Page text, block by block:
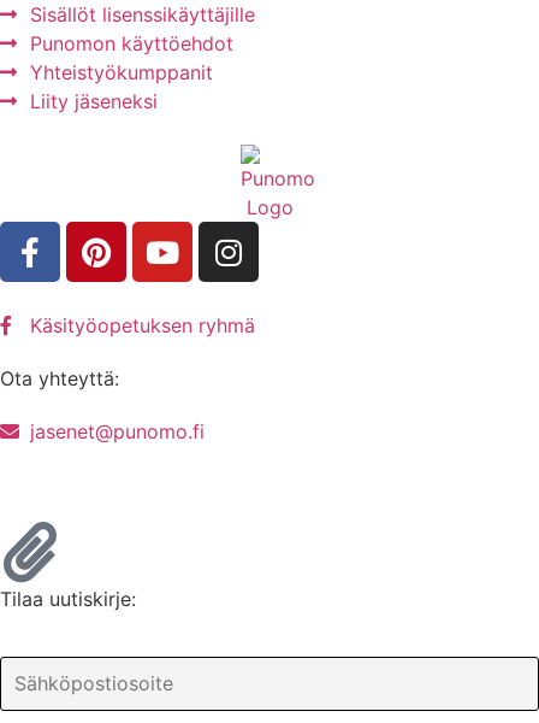
Sisällöt lisenssikäyttäjille
Punomon käyttöehdot
Yhteistyökumppanit
Liity jäseneksi
Käsityöopetuksen ryhmä
Ota yhteyttä:
jasenet@punomo.fi
Tilaa uutiskirje: